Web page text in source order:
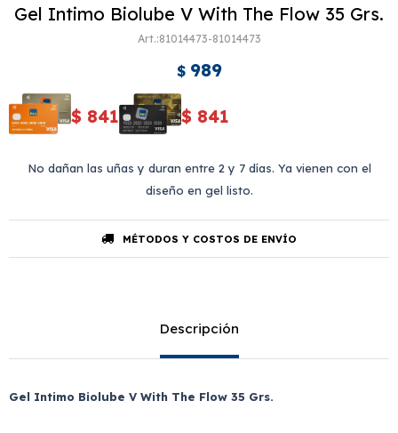
Gel Intimo Biolube V With The Flow 35 Grs.
81014473-81014473
$ 989
$ 841 $ 841
No dañan las uñas y duran entre 2 y 7 días. Ya vienen con el
diseño en gel listo.
MÉTODOS Y COSTOS DE ENVÍO
Descripción
Gel Intimo Biolube V With The Flow 35 Grs.